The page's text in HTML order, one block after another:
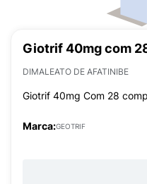
Giotrif 40mg com
DIMALEATO DE AFATINIBE
Giotrif 40mg Com 28
Marca:GEOTRIF